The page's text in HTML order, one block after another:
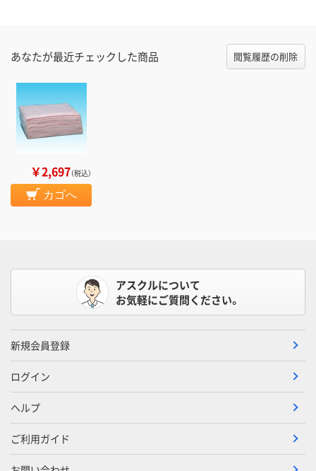
あなたが最近チェックした商品 閲覧履歴の削除
￥2,697（税込）
カゴへ
アスクルについて
お気軽にご質問ください。
新規会員登録
ログイン
ヘルプ
ご利用ガイド